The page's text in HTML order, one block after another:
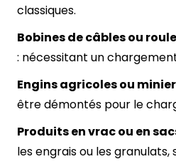
classiques.
Bobines de câbles ou
: nécessitant un
Engins agricoles ou
être démontés pour le
Produits en vrac ou en
les engrais ou les